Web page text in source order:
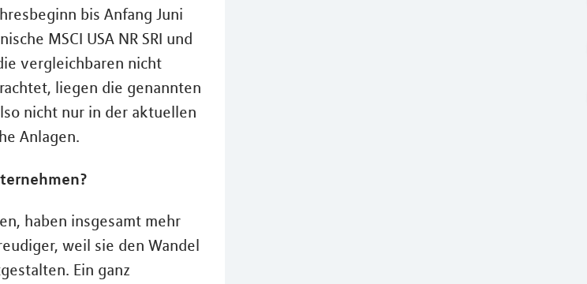
bis Anfang Juni
MSCI USA NR SRI und
vergleichbaren nicht
liegen die genannten
nicht nur in der aktuellen
Anlagen.
haben insgesamt mehr
weil sie den Wandel
Ein ganz